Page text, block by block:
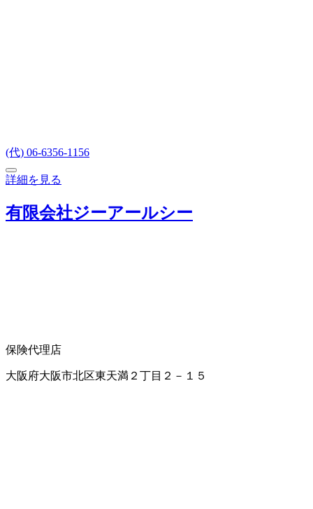
(代) 06-6356-1156
詳細を見る
有限会社ジーアールシー
保険代理店
大阪府大阪市北区東天満２丁目２－１５